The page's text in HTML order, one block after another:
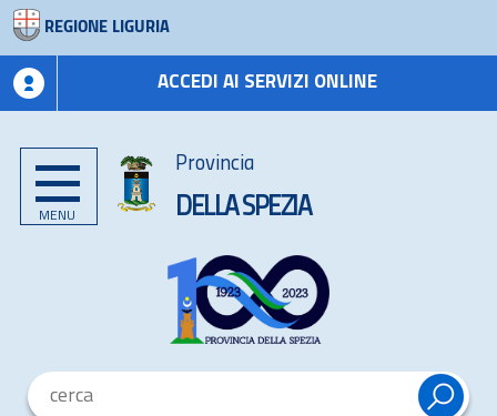
REGIONE LIGURIA
ACCEDI AI SERVIZI ONLINE
MENU
Provincia
DELLA SPEZIA